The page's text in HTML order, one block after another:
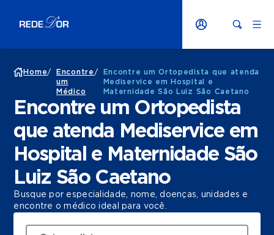
Home/
Encontre
um
Médico
/
Encontre um Ortopedista que atenda
Mediservice em Hospital e
Maternidade São Luiz São Caetano
Encontre um Ortopedista
que atenda Mediservice em
Hospital e Maternidade São
Luiz São Caetano
Busque por especialidade, nome, doenças, unidades e
encontre o médico ideal para você.